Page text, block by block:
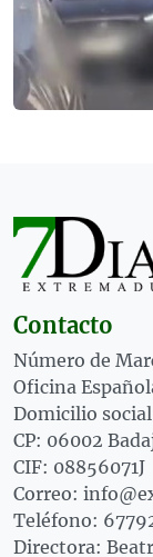
Contacto
Número de
Oficina
Domicilio
CP: 06002
CIF: 08856071J
Correo:
Teléfono:
Directora: